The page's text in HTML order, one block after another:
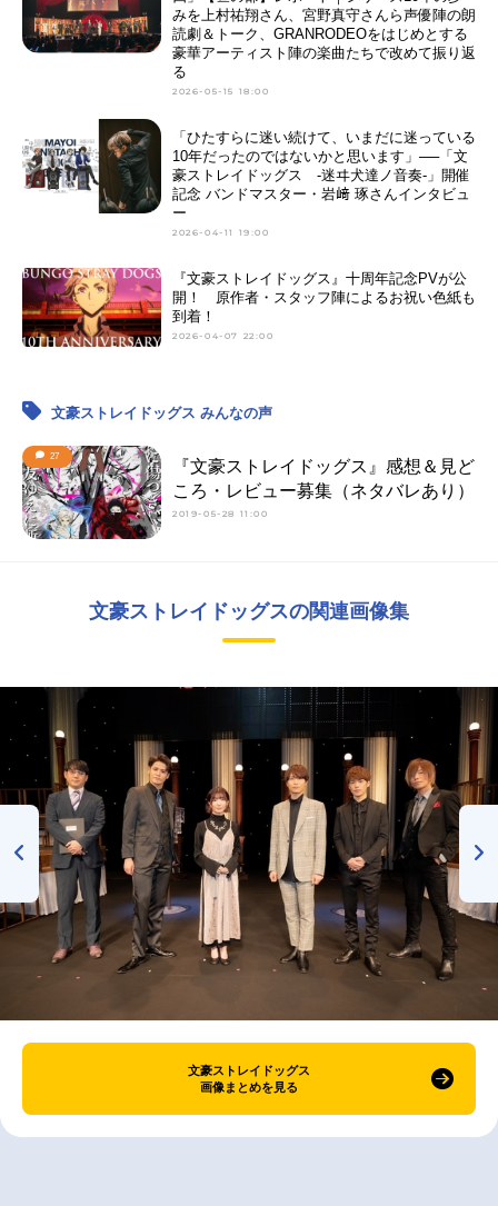
みを上村祐翔さん、宮野真守さんら声優陣の朗
読劇＆トーク、GRANRODEOをはじめとする
豪華アーティスト陣の楽曲たちで改めて振り返
る
2026-05-15 18:00
「ひたすらに迷い続けて、いまだに迷っている
10年だったのではないかと思います」──「文
豪ストレイドッグス -迷ヰ犬達ノ音奏-」開催
記念 バンドマスター・岩﨑 琢さんインタビュ
ー
2026-04-11 19:00
『文豪ストレイドッグス』十周年記念PVが公
開！ 原作者・スタッフ陣によるお祝い色紙も
到着！
2026-04-07 22:00
文豪ストレイドッグス みんなの声
27
『文豪ストレイドッグス』感想＆見ど
ころ・レビュー募集（ネタバレあり）
2019-05-28 11:00
文豪ストレイドッグスの関連画像集
文豪ストレイドッグス
画像まとめを見る